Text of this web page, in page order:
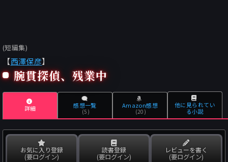
(短編集)
【西澤保彦】
腕貫探偵、残業中
詳細 感想一覧
(5)
Amazon感想
(20)
他に見られてい
る小説
お気に入り登録
(要ログイン)
読書登録
(要ログイン)
レビューを書く
(要ログイン)